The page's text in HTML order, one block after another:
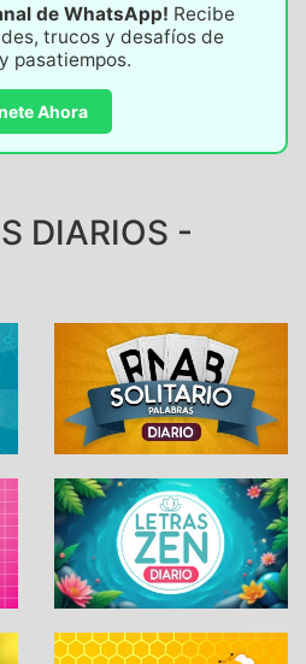
de WhatsApp! Recibe
trucos y desafíos de
pasatiempos.
Ahora
DIARIOS -